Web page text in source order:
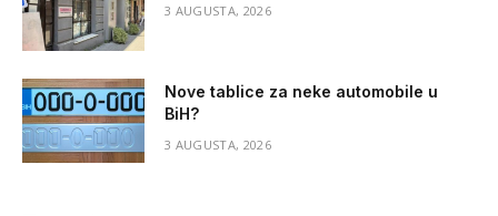
3 AUGUSTA, 2026
Nove tablice za neke automobile u
BiH?
3 AUGUSTA, 2026